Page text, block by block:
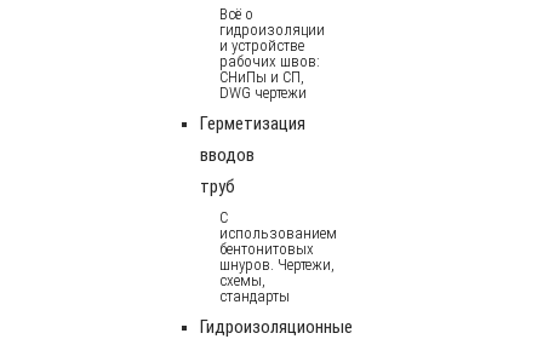
Всё о
гидроизоляции
и устройстве
рабочих швов:
СНиПы и СП,
DWG чертежи
Герметизация
вводов
труб
С
использованием
бентонитовых
шнуров. Чертежи,
схемы,
стандарты
Гидроизоляционные